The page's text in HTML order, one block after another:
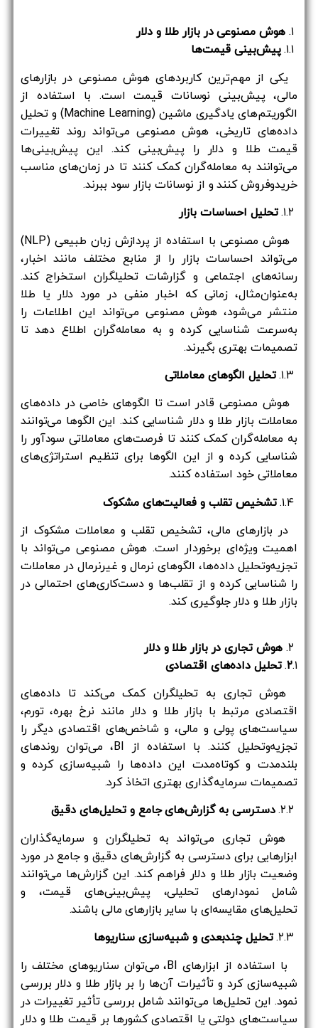
هوش مصنوعی در بازار طلا و دلار
پیش‌بینی قیمت‌ها
یکی از مهم‌ترین کاربردهای هوش مصنوعی در بازارهای
مالی، پیش‌بینی نوسانات قیمت است. با استفاده از
الگوریتم‌های یادگیری ماشین (Machine Learning) و تحلیل
داده‌های تاریخی، هوش مصنوعی می‌تواند روند تغییرات
قیمت طلا و دلار را پیش‌بینی کند. این پیش‌بینی‌ها
می‌توانند به معامله‌گران کمک کنند تا در زمان‌های مناسب
خریدوفروش کنند و از نوسانات بازار سود ببرند.
تحلیل احساسات بازار
هوش مصنوعی با استفاده از پردازش زبان طبیعی (NLP)
می‌تواند احساسات بازار را از منابع مختلف مانند اخبار،
رسانه‌های اجتماعی و گزارشات تحلیلگران استخراج کند.
به‌عنوان‌مثال، زمانی که اخبار منفی در مورد دلار یا طلا
منتشر می‌شود، هوش مصنوعی می‌تواند این اطلاعات را
به‌سرعت شناسایی کرده و به معامله‌گران اطلاع دهد تا
تصمیمات بهتری بگیرند.
تحلیل الگوهای معاملاتی
هوش مصنوعی قادر است تا الگوهای خاصی در داده‌های
معاملات بازار طلا و دلار شناسایی کند. این الگوها می‌توانند
به معامله‌گران کمک کنند تا فرصت‌های معاملاتی سودآور را
شناسایی کرده و از این الگوها برای تنظیم استراتژی‌های
معاملاتی خود استفاده کنند.
تشخیص تقلب و فعالیت‌های مشکوک
در بازارهای مالی، تشخیص تقلب و معاملات مشکوک از
اهمیت ویژه‌ای برخوردار است. هوش مصنوعی می‌تواند با
تجزیه‌وتحلیل داده‌ها، الگوهای نرمال و غیرنرمال در معاملات
را شناسایی کرده و از تقلب‌ها و دست‌کاری‌های احتمالی در
بازار طلا و دلار جلوگیری کند.
هوش تجاری در بازار طلا و دلار
۲.۱.
تحلیل داده‌های اقتصادی
هوش تجاری به تحلیلگران کمک می‌کند تا داده‌های
اقتصادی مرتبط با بازار طلا و دلار مانند نرخ بهره، تورم،
سیاست‌های پولی و مالی، و شاخص‌های اقتصادی دیگر را
تجزیه‌وتحلیل کنند. با استفاده از BI، می‌توان روندهای
بلندمدت و کوتاه‌مدت این داده‌ها را شبیه‌سازی کرده و
تصمیمات سرمایه‌گذاری بهتری اتخاذ کرد.
دسترسی به گزارش‌های جامع و تحلیل‌های دقیق
هوش تجاری می‌تواند به تحلیلگران و سرمایه‌گذاران
ابزارهایی برای دسترسی به گزارش‌های دقیق و جامع در مورد
وضعیت بازار طلا و دلار فراهم کند. این گزارش‌ها می‌توانند
شامل نمودارهای تحلیلی، پیش‌بینی‌های قیمت، و
تحلیل‌های مقایسه‌ای با سایر بازارهای مالی باشند.
تحلیل چندبعدی و شبیه‌سازی سناریوها
با استفاده از ابزارهای BI، می‌توان سناریوهای مختلف را
شبیه‌سازی کرد و تأثیرات آن‌ها را بر بازار طلا و دلار بررسی
نمود. این تحلیل‌ها می‌توانند شامل بررسی تأثیر تغییرات در
سیاست‌های دولتی یا اقتصادی کشورها بر قیمت طلا و دلار